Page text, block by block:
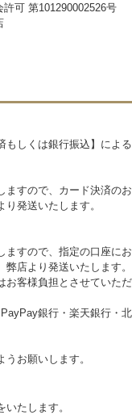
可 第101290002526号
しくは銀行振込】によ
ので、カード決済のお
発送いたします。
ので、指定の口座にお
店より発送いたします。
客様負担とさせていただ
銀行・楽天銀行・
お願いします。
たします。